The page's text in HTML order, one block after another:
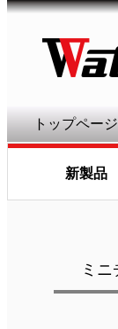
トップページ
新製品
ミ